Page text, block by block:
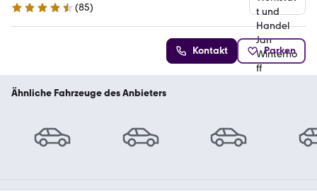
4.3 Sterne
(85)
Kontakt Parken
Ähnliche Fahrzeuge des Anbieters